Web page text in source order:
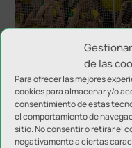
de las
Para ofrecer las mejores
cookies para almacenar y/o
consentimiento de estas
el comportamiento de
sitio. No consentir o retirar el
negativamente a ciertas
Inter JP Financial